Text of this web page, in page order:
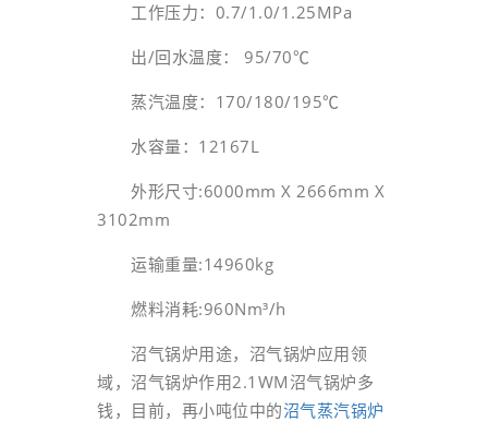
工作压力：0.7/1.0/1.25MPa
出/回水温度： 95/70℃
蒸汽温度：170/180/195℃
水容量：12167L
外形尺寸:6000mm X 2666mm X
3102mm
运输重量:14960kg
燃料消耗:960Nm³/h
沼气锅炉用途，沼气锅炉应用领
域，沼气锅炉作用2.1WM沼气锅炉多
钱，目前，再小吨位中的沼气蒸汽锅炉